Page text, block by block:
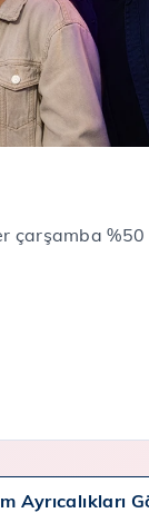
çarşamba
Ayrıcalıkları